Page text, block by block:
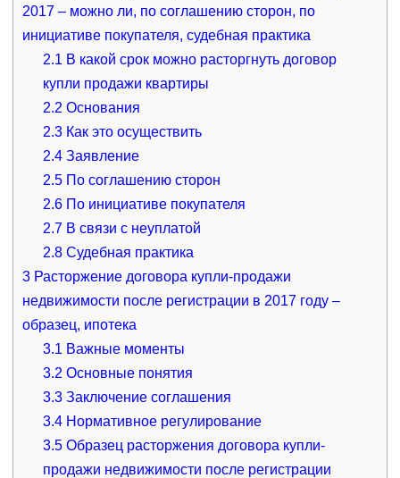
2017 – можно ли, по соглашению сторон, по
инициативе покупателя, судебная практика
2.1 В какой срок можно расторгнуть договор
купли продажи квартиры
2.2 Основания
2.3 Как это осуществить
2.4 Заявление
2.5 По соглашению сторон
2.6 По инициативе покупателя
2.7 В связи с неуплатой
2.8 Судебная практика
3Расторжение договора купли-продажи
недвижимости после регистрации в 2017 году –
образец, ипотека
3.1 Важные моменты
3.2 Основные понятия
3.3 Заключение соглашения
3.4 Нормативное регулирование
3.5 Образец расторжения договора купли-
продажи недвижимости после регистрации